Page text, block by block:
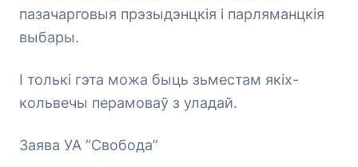
пазачарговыя прэзыдэнцкія і парляманцкія
выбары.
І толькі гэта можа быць зьместам якіх-
кольвечы перамоваў з уладай.
Заява УА “Свобода”